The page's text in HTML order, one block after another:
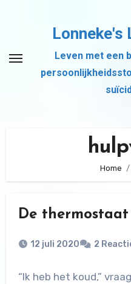
inhoud
Lonneke's
Leven met een
Home
De thermostaat
12 juli 2020 2
“Ik heb het koud,”